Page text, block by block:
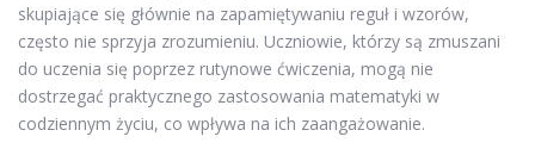
skupiające się głównie na zapamiętywaniu reguł i wzorów,
często nie sprzyja zrozumieniu. Uczniowie, którzy są zmuszani
do uczenia się poprzez rutynowe ćwiczenia, mogą nie
dostrzegać praktycznego zastosowania matematyki w
codziennym życiu, co wpływa na ich zaangażowanie.